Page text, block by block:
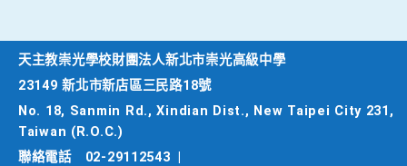
天主教崇光學校財團法人新北市崇光高級中學
23149 新北市新店區三民路18號
No. 18, Sanmin Rd., Xindian Dist., New Taipei City 231,
Taiwan (R.O.C.)
聯絡電話
02-29112543